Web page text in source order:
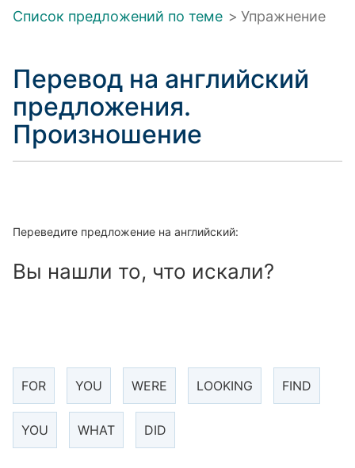
Список предложений по теме > Упражнение
Перевод на английский
предложения.
Произношение
Переведите предложение на английский:
Вы нашли то, что искали?
FOR YOU WERE LOOKING FIND
YOU WHAT DID